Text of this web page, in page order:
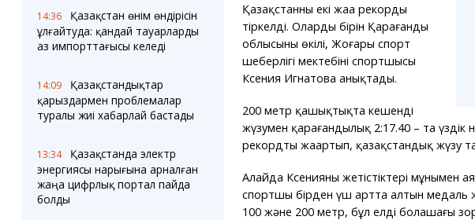
14:36
Қазақстан өнім өндірісін
ұлғайтуда: қандай тауарларды
аз импорттағысы келеді
14:09
Қазақстандықтар
қарыздармен проблемалар
туралы жиі хабарлай бастады
13:34
Қазақстанда электр
энергиясы нарығына арналған
жаңа цифрлық портал пайда
болды
Қазақстанның екі жаңа рекорды
тіркелді. Олардың бірін Қарағанды
облысының өкілі, Жоғары спорт
шеберлігі мектебінің спортшысы
Ксения Игнатова анықтады.
200 метр қашықтықта кешенді
жүзумен қарағандылық 2:17.40 – та үздік
рекордты жаңартып, қазақстандық жүзу
Алайда Ксенияның жетістіктері мұнымен
спортшы бірден үш артта алтын медаль
100 және 200 метр, бұл елдің болашағы зор